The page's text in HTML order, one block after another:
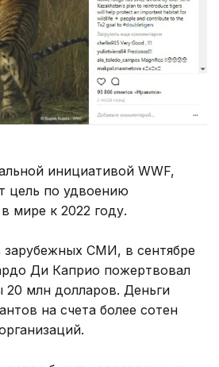
инициативой WWF,
цель по удвоению
мире к 2022 году.
зарубежных СМИ, в сентябре
Ди Каприо пожертвовал
млн долларов. Деньги
на счета более сотен